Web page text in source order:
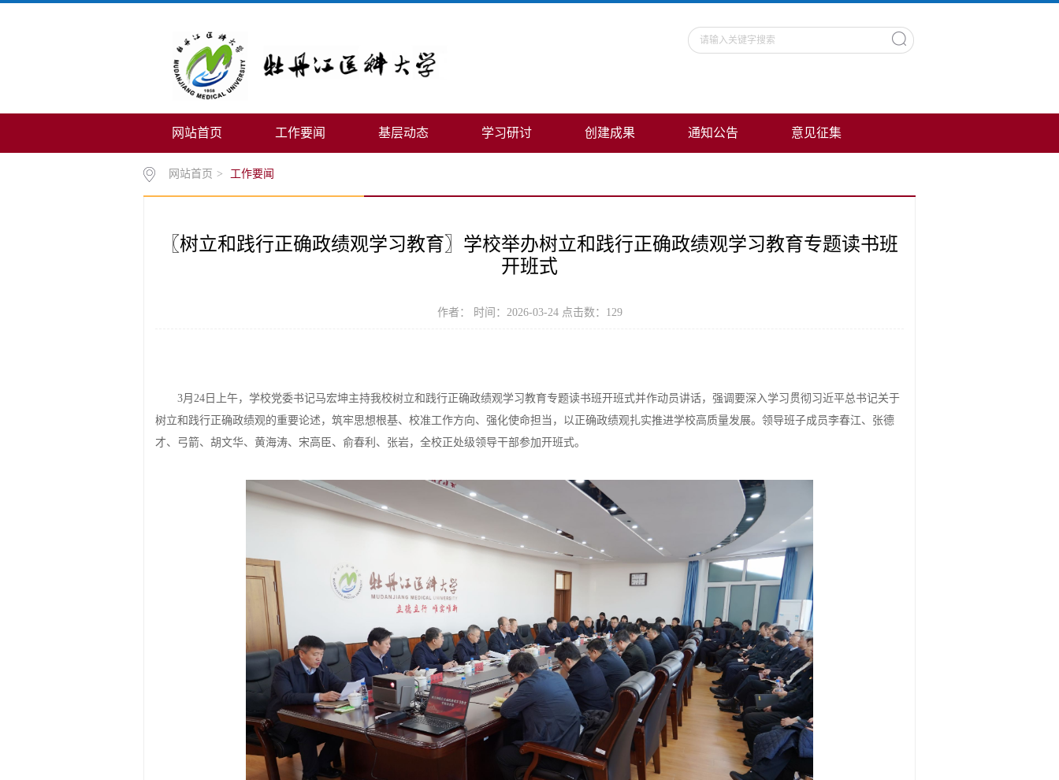
网站首页 工作要闻 基层动态 学习研讨 创建成果 通知公告 意见征集
网站首页 > 工作要闻
〖树立和践行正确政绩观学习教育〗学校举办树立和践行正确政绩观学习教育专题读书班
开班式
作者： 时间：2026-03-24 点击数： 129
3月24日上午，学校党委书记马宏坤主持我校树立和践行正确政绩观学习教育专题读书班开班式并作动员讲话，强调要深入学习贯彻习近平总书记关于
树立和践行正确政绩观的重要论述，筑牢思想根基、校准工作方向、强化使命担当，以正确政绩观扎实推进学校高质量发展。领导班子成员李春江、张德
才、弓箭、胡文华、黄海涛、宋高臣、俞春利、张岩，全校正处级领导干部参加开班式。